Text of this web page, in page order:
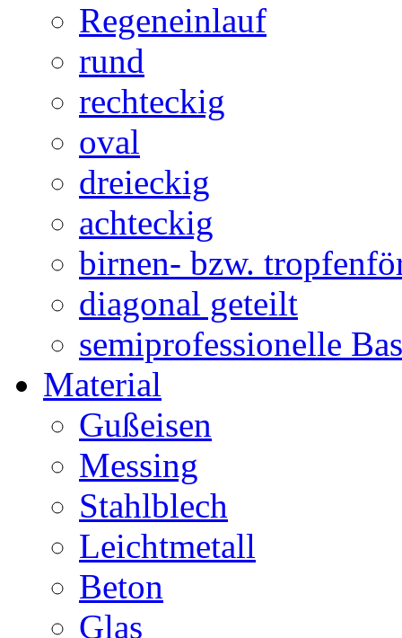
Regeneinlauf
rund
rechteckig
oval
dreieckig
achteckig
birnen- bzw.
diagonal geteilt
semiprofessionelle
Material
Gußeisen
Messing
Stahlblech
Leichtmetall
Beton
Glas